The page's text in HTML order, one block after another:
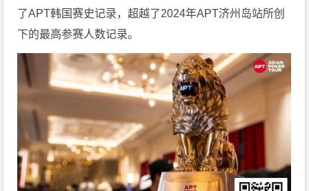
了APT韩国赛史记录，超越了2024年APT济州岛站所创
下的最高参赛人数记录。